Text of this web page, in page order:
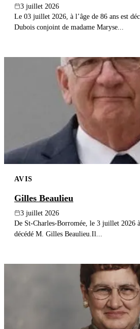
3 juillet 2026
Le 03 juillet 2026, à l’âge de 86 ans est
Dubois conjoint de madame Maryse...
AVIS
Gilles Beaulieu
3 juillet 2026
De St-Charles-Borromée, le 3 juillet 2026
décédé M. Gilles Beaulieu.Il...